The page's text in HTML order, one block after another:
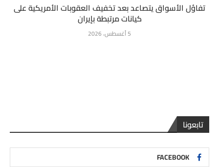
تفاؤل الأسواق يتصاعد بعد تخفيف العقوبات الأمريكية على
كيانات مرتبطة بإيران
5 أغسطس، 2026
تابعونا
FACEBOOK